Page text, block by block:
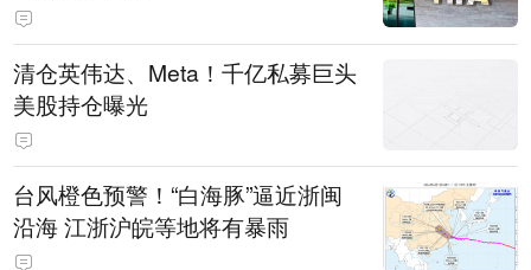
清仓英伟达、Meta！千亿私募巨头
美股持仓曝光
台风橙色预警！“白海豚”逼近浙闽
沿海 江浙沪皖等地将有暴雨